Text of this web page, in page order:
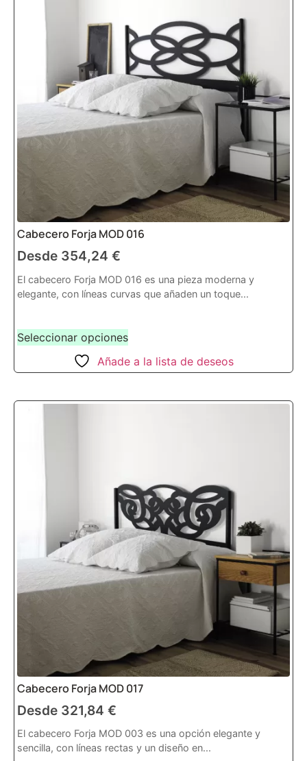
Cabecero Forja MOD 016
Desde 354,24 €
El cabecero Forja MOD 016 es una pieza moderna y
elegante, con líneas curvas que añaden un toque...
Seleccionar opciones
Añade a la lista de deseos
Cabecero Forja MOD 017
Desde 321,84 €
El cabecero Forja MOD 003 es una opción elegante y
sencilla, con líneas rectas y un diseño en...